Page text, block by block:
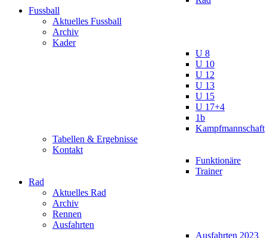
Fussball
Aktuelles Fussball
Archiv
Kader
U 8
U 10
U 12
U 13
U 15
U 17+4
1b
Kampfmannschaft
Tabellen & Ergebnisse
Kontakt
Funktionäre
Trainer
Rad
Aktuelles Rad
Archiv
Rennen
Ausfahrten
Ausfahrten 2023